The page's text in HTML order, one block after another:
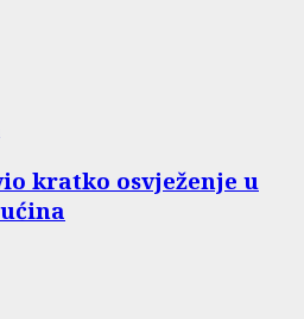
kratko osvježenje u